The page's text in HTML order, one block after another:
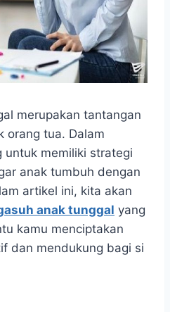
merupakan tantangan
orang tua. Dalam
untuk memiliki strategi
anak tumbuh dengan
artikel ini, kita akan
anak tunggal yang
kamu menciptakan
dan mendukung bagi si